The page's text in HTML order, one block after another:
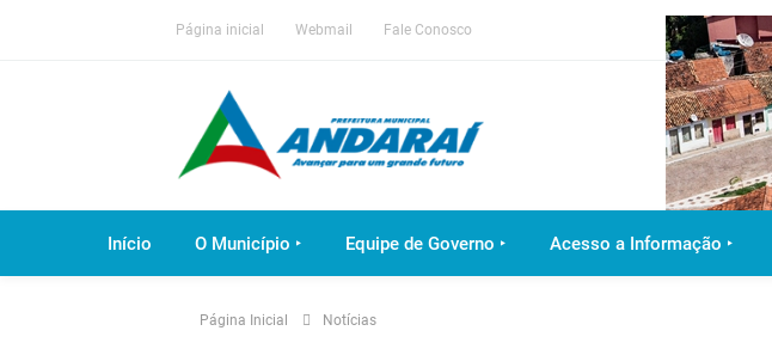
Página inicial Webmail Fale Conosco
Início O Município ‣ Equipe de Governo ‣ Acesso a Informação ‣
Página Inicial Notícias